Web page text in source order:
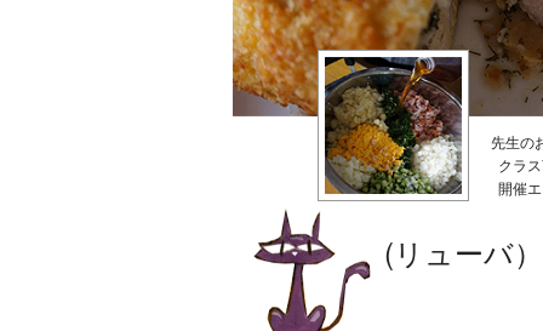
先生の
クラ
開催
(リューバ